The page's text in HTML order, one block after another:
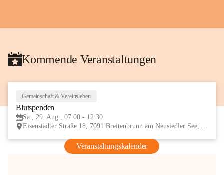
Kommende Veranstaltungen
Gemeinschaft & Vereinsleben
Blutspenden
Sa., 29. Aug., 07:00 - 12:30
Eisenstädter Straße 18, 7091 Breitenbrunn am Neusiedler See, AUT
Veranstaltungskalender